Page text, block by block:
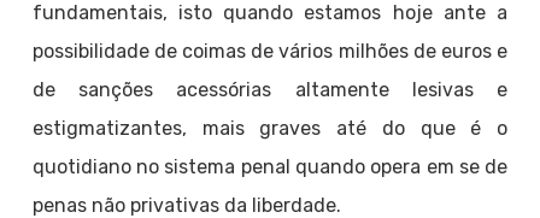
fundamentais, isto quando estamos hoje ante a
possibilidade de coimas de vários milhões de euros e
de sanções acessórias altamente lesivas e
estigmatizantes, mais graves até do que é o
quotidiano no sistema penal quando opera em se de
penas não privativas da liberdade.